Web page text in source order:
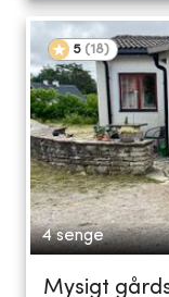
5 (18)
4 senge
Mysigt